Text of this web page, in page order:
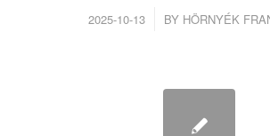
2025-10-13
/ BY HÖRNYÉK